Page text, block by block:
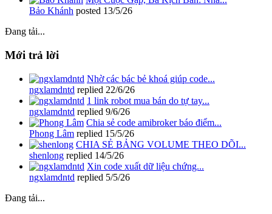
Bảo Khánh posted 13/5/26
Đang tải...
Mới trả lời
Nhờ các bác bẻ khoá giúp code...
ngxlamdntd replied 22/6/26
1 link robot mua bán do tự tay...
ngxlamdntd replied 9/6/26
Chia sẻ code amibroker báo điểm...
Phong Lâm replied 15/5/26
CHIA SẺ BẢNG VOLUME THEO DÕI...
shenlong replied 14/5/26
Xin code xuất dữ liệu chứng...
ngxlamdntd replied 5/5/26
Đang tải...